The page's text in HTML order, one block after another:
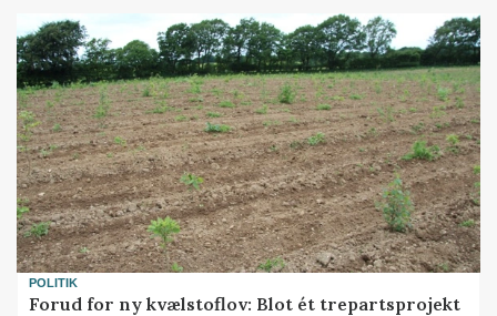
POLITIK
Forud for ny kvælstoflov: Blot ét trepartsprojekt